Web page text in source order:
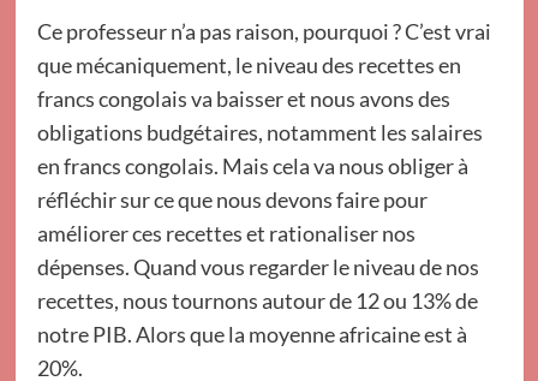
Ce professeur n’a pas raison, pourquoi ? C’est vrai
que mécaniquement, le niveau des recettes en
francs congolais va baisser et nous avons des
obligations budgétaires, notamment les salaires
en francs congolais. Mais cela va nous obliger à
réfléchir sur ce que nous devons faire pour
améliorer ces recettes et rationaliser nos
dépenses. Quand vous regarder le niveau de nos
recettes, nous tournons autour de 12 ou 13% de
notre PIB. Alors que la moyenne africaine est à
20%.